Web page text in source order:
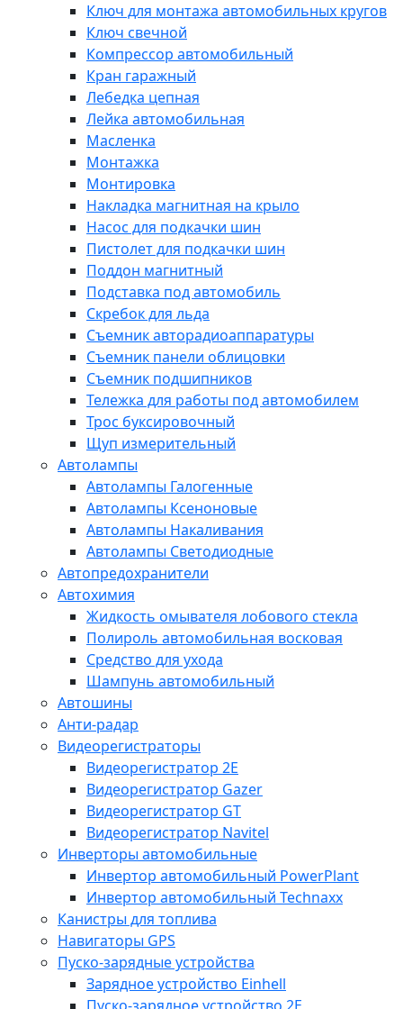
Ключ для монтажа автомобильных кругов
Ключ свечной
Компрессор автомобильный
Кран гаражный
Лебедка цепная
Лейка автомобильная
Масленка
Монтажка
Монтировка
Накладка магнитная на крыло
Насос для подкачки шин
Пистолет для подкачки шин
Поддон магнитный
Подставка под автомобиль
Скребок для льда
Съемник авторадиоаппаратуры
Съемник панели облицовки
Съемник подшипников
Тележка для работы под автомобилем
Трос буксировочный
Щуп измерительный
Автолампы
Автолампы Галогенные
Автолампы Ксеноновые
Автолампы Накаливания
Автолампы Светодиодные
Автопредохранители
Автохимия
Жидкость омывателя лобового стекла
Полироль автомобильная восковая
Средство для ухода
Шампунь автомобильный
Автошины
Анти-радар
Видеорегистраторы
Видеорегистратор 2E
Видеорегистратор Gazer
Видеорегистратор GT
Видеорегистратор Navitel
Инверторы автомобильные
Инвертор автомобильный PowerPlant
Инвертор автомобильный Technaxx
Канистры для топлива
Навигаторы GPS
Пуско-зарядные устройства
Зарядное устройство Einhell